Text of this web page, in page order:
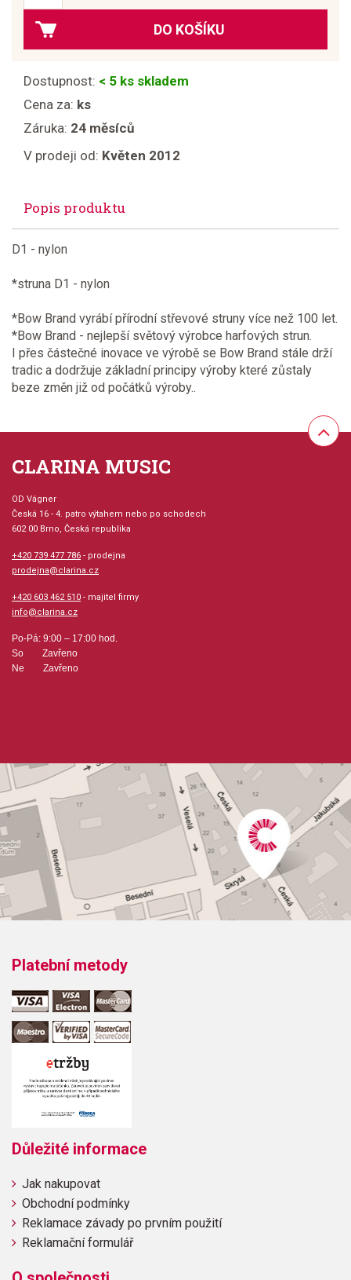
DO KOŠÍKU
Dostupnost: < 5 ks skladem
Cena za: ks
Záruka: 24 měsíců
V prodeji od: Květen 2012
Popis produktu
D1 - nylon
*struna D1 - nylon
*Bow Brand vyrábí přírodní střevové struny více než 100 let.
*Bow Brand - nejlepší světový výrobce harfových strun.
I přes částečné inovace ve výrobě se Bow Brand stále drží
tradic a dodržuje základní principy výroby které zůstaly
beze změn již od počátků výroby..
CLARINA MUSIC
OD Vágner
Česká 16 - 4. patro výtahem nebo po schodech
602 00 Brno, Česká republika
+420 739 477 786 - prodejna
prodejna@clarina.cz
+420 603 462 510 - majitel firmy
info@clarina.cz
Po-Pá: 9:00 – 17:00 hod.
So Zavřeno
Ne Zavřeno
Platební metody
Důležité informace
Jak nakupovat
Obchodní podmínky
Reklamace závady po prvním použití
Reklamační formulář